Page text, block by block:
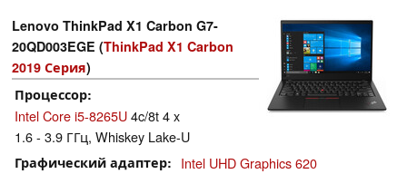
Lenovo ThinkPad X1 Carbon G7-
20QD003EGE (ThinkPad X1 Carbon
2019 Серия)
Процессор
Intel Core i5-8265U4c/8t 4 x
1.6 - 3.9 ГГц, Whiskey Lake-U
Графический адаптер Intel UHD Graphics 620